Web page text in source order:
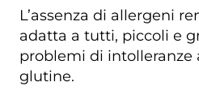
L’assenza di allergeni
adatta a tutti, piccoli e
problemi di intolleranze
glutine.